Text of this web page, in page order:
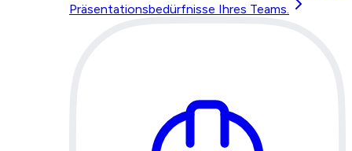
Präsentationsbedürfnisse Ihres Teams.